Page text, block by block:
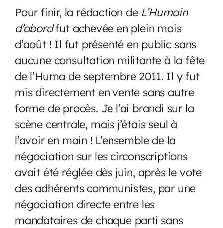
Pour finir, la rédaction de L’Humain
d’abordfut achevée en plein mois
d’août ! Il fut présenté en public sans
aucune consultation militante à la fête
de l’Huma de septembre 2011. Il y fut
mis directement en vente sans autre
forme de procès. Je l’ai brandi sur la
scène centrale, mais j’étais seul à
l’avoir en main ! L’ensemble de la
négociation sur les circonscriptions
avait été réglée dès juin, après le vote
des adhérents communistes, par une
négociation directe entre les
mandataires de chaque parti sans